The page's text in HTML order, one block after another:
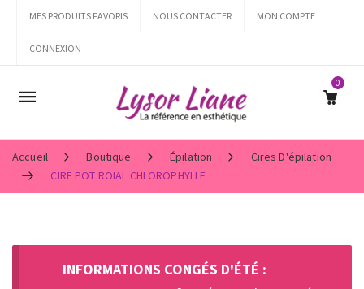
MES PRODUITS FAVORIS NOUS CONTACTER MON COMPTE
CONNEXION
Mobile
0
Accueil Boutique Épilation
Cires D'épilation
CIRE POT ROIAL CHLOROPHYLLE
INFORMATIONS CONGÉS D'ÉTÉ :